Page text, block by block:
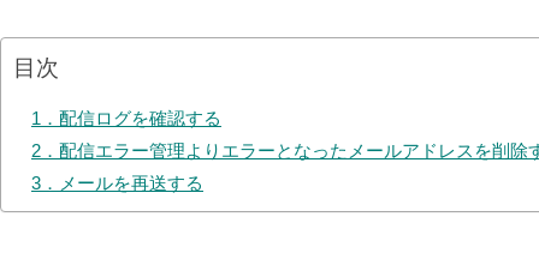
目次
1．配信ログを確認する
2．配信エラー管理よりエラーとなったメールアドレスを削除
3．メールを再送する